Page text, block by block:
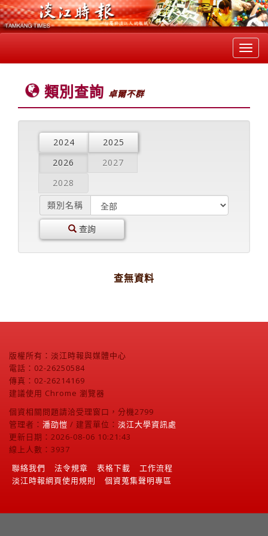
類別查詢 卓爾不群
2024
2025
2026
2027
2028
類別名稱
查詢
查無資料
版權所有：淡江時報與媒體中心
電話：02-26250584
傳真：02-26214169
建議使用 Chrome 瀏覽器
個資相關問題請洽受理窗口，分機2799
管理者： 潘劭愷 / 建置單位： 淡江大學資訊處
更新日期：2026-08-06 10:21:43
線上人數：3937
聯絡我們
法令規章 表格下載
工作流程
淡江時報網頁使用規則
個資蒐集聲明專區